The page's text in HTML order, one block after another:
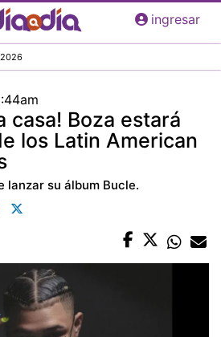
Pasar
al
principal
ingresar
2026
casa! Boza estará
los Latin American
lanzar su álbum Bucle.